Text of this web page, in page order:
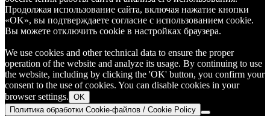
Продолжая использование сайта, включая нажатие кнопки
«OK», вы подтверждаете согласие с использованием cookie.
Вы можете отключить cookie в настройках браузера.
We use cookies and other technical data to ensure the proper
operation of the website and analyze its usage. By continuing to use
the website, including by clicking the 'OK' button, you confirm your
consent to the use of cookies. You can disable cookies in your
browser settings. OK
Политика обработки Cookie-файлов / Cookie Policy